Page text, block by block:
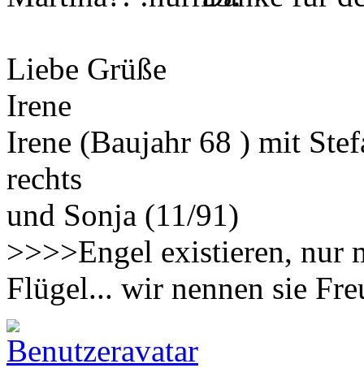
Liebe Grüße
Irene
Irene (Baujahr 68 ) mit
rechts
und Sonja (11/91)
>>>>Engel existieren, nur
Flügel... wir nennen sie